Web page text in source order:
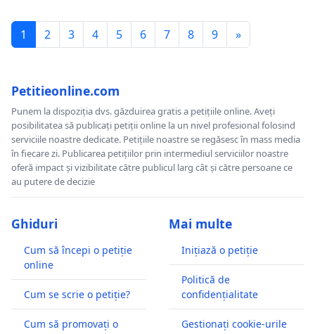
1 2 3 4 5 6 7 8 9 »
Petitieonline.com
Punem la dispoziția dvs. găzduirea gratis a petițiile online. Aveți
posibilitatea să publicați petiții online la un nivel profesional folosind
serviciile noastre dedicate. Petițiile noastre se regăsesc în mass media
în fiecare zi. Publicarea petițiilor prin intermediul serviciilor noastre
oferă impact și vizibilitate către publicul larg cât și către persoane ce
au putere de decizie
Ghiduri
Cum să începi o petiție
online
Cum se scrie o petiție?
Cum să promovați o
Mai multe
Inițiază o petiție
Politică de
confidențialitate
Gestionați cookie-urile